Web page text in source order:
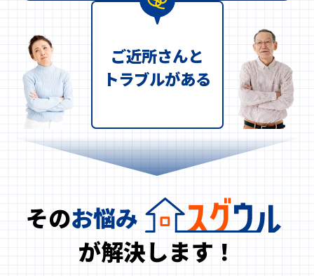
ご近所さんと
トラブルがある
そのお悩み
が解決します！